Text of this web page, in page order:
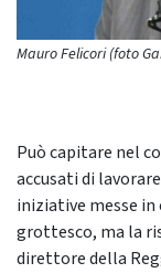
Mauro Felicori (foto
Può capitare nel
accusati di
iniziative messe in
grottesco, ma la
direttore della